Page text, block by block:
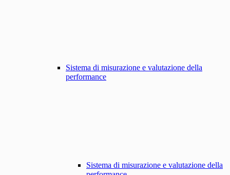
Sistema di misurazione e valutazione della
performance
Sistema di misurazione e valutazione della